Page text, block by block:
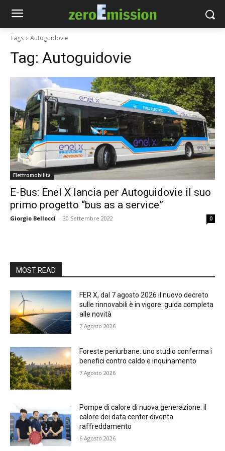
Tags Autoguidovie
Tag: Autoguidovie
Elettromobilità
E-Bus: Enel X lancia per Autoguidovie il suo
primo progetto “bus as a service”
Giorgio Bellocci - 30 Settembre 2022 0
MOST READ
FER X, dal 7 agosto 2026 il nuovo decreto
sulle rinnovabili è in vigore: guida completa
alle novità
7 Agosto 2026
Foreste periurbane: uno studio conferma i
benefici contro caldo e inquinamento
7 Agosto 2026
Pompe di calore di nuova generazione: il
calore dei data center diventa
raffreddamento
6 Agosto 2026